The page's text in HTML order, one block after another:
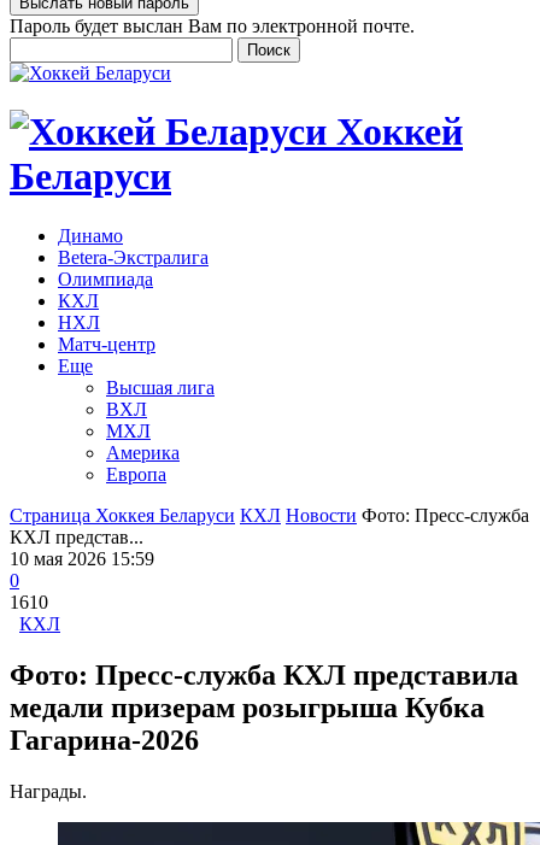
Пароль будет выслан Вам по электронной почте.
Хоккей
Беларуси
Динамо
Betera-Экстралига
Олимпиада
КХЛ
НХЛ
Матч-центр
Еще
Высшая лига
ВХЛ
МХЛ
Америка
Европа
Страница Хоккея Беларуси КХЛ Новости Фото: Пресс-служба
КХЛ представ...
10 мая 2026 15:59
0
1610
КХЛ
Фото: Пресс-служба КХЛ представила
медали призерам розыгрыша Кубка
Гагарина-2026
Награды.